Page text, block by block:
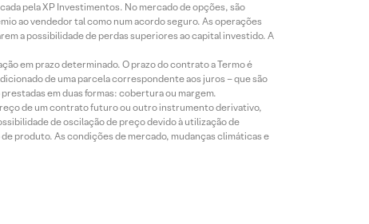
pela XP Investimentos. No mercado de opções, são
ao vendedor tal como num acordo seguro. As operações
a possibilidade de perdas superiores ao capital investido. A
em prazo determinado. O prazo do contrato a Termo é
de uma parcela correspondente aos juros – que são
em duas formas: cobertura ou margem.
de um contrato futuro ou outro instrumento derivativo,
de oscilação de preço devido à utilização de
produto. As condições de mercado, mudanças climáticas e